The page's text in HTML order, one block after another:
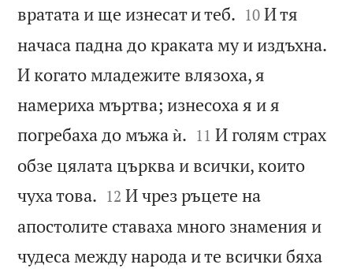
вратата и ще изнесат и теб. 

10 И тя
начаса падна до краката му и издъхна.
И когато младежите влязоха, я
намериха мъртва; изнесоха я и я
погребаха до мъжа ѝ. 

11 И голям страх
обзе цялата църква и всички, които
чуха това. 

12 И чрез ръцете на
апостолите ставаха много знамения и
чудеса между народа и те всички бяха